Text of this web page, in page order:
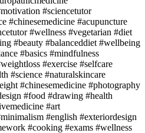
#sciencetutor
#chinesemedicine #acupuncture
#wellness #vegetarian #diet
#beauty #balanceddiet #wellbeing
#basics #mindfulness
#exercise #selfcare
#science #naturalskincare
#chinesemedicine #photography
#food #drawing #health
#art
#english #exteriordesign
#cooking #exams #wellness